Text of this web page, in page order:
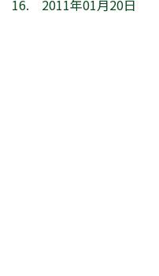
16. 2011年01月20日